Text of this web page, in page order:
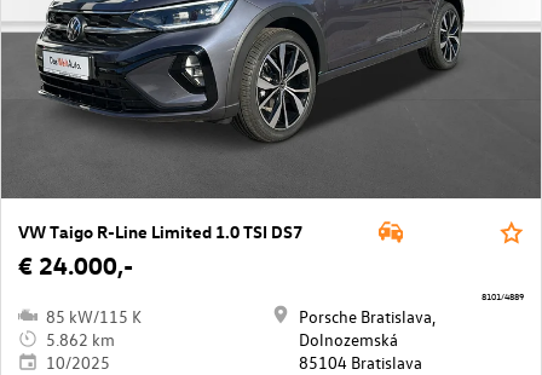
VW Taigo R-Line Limited 1.0 TSI DS7
€ 24.000,-
85 kW/115 K
5.862 km
10/2025
Porsche Bratislava,
Dolnozemská
85104 Bratislava
8101/4889